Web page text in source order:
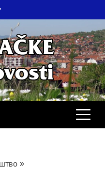
ЕКОНОМИЈА,
ИМЕНИК,